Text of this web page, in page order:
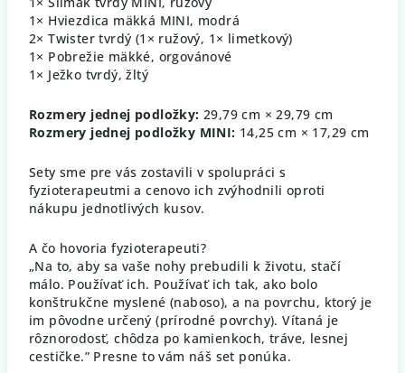
1× Hviezdica mäkká MINI, modrá
2× Twister tvrdý (1× ružový, 1× limetkový)
1× Pobrežie mäkké, orgovánové
1× Ježko tvrdý, žltý
Rozmery jednej podložky: 29,79 cm × 29,79 cm
Rozmery jednej podložky MINI: 14,25 cm × 17,29 cm
Sety sme pre vás zostavili v spolupráci s
fyzioterapeutmi a cenovo ich zvýhodnili oproti
nákupu jednotlivých kusov.
A čo hovoria fyzioterapeuti?
„Na to, aby sa vaše nohy prebudili k životu, stačí
málo. Používať ich. Používať ich tak, ako bolo
konštrukčne myslené (naboso), a na povrchu, ktorý je
im pôvodne určený (prírodné povrchy). Vítaná je
rôznorodosť, chôdza po kamienkoch, tráve, lesnej
cestičke.” Presne to vám náš set ponúka.